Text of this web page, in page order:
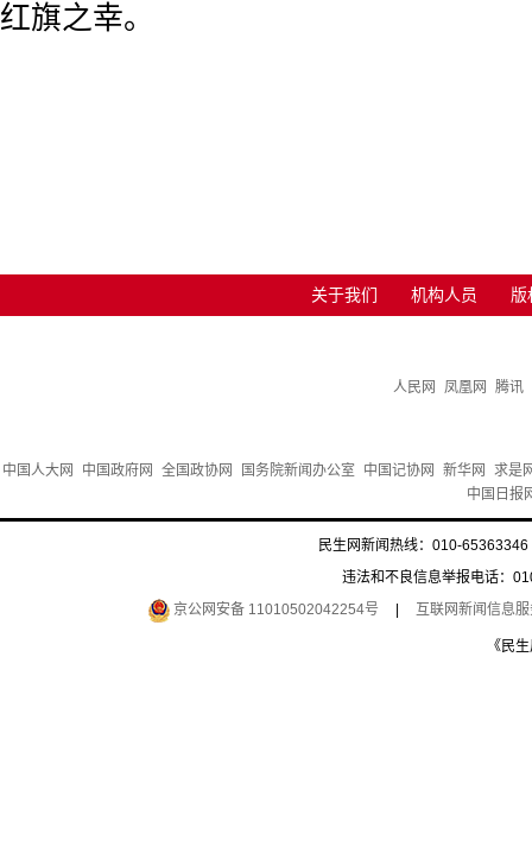
红旗之幸。
关于我们 机构人员 版
人民网 凤凰网 腾讯
中国人大网 中国政府网 全国政协网 国务院新闻办公室 中国记协网 新华网
求是
中国日报
民生网新闻热线：010-
违法和不良信息举报电话：
京公网安备 11010502042254号
互联网新闻信息
《民